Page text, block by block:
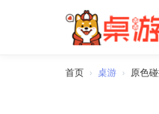
首页 › 桌游 › 原色